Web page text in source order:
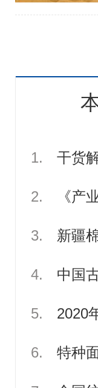
1. 干货
2. 《产
3. 新疆
4. 中国
5. 2020
6. 特种